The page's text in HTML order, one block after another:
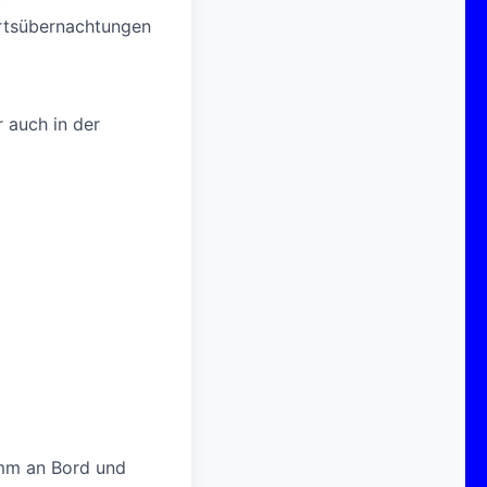
auch in der
an Bord und